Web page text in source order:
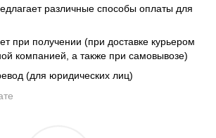
различные способы оплаты для
при получении (при доставке курьером
компанией, а также при самовывозе)
(для юридических лиц)